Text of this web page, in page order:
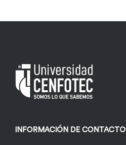
INFORMACIÓN DE CONTACTO